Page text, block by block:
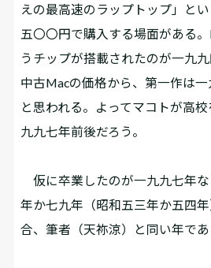
えの最高速のラップトップ」と
五〇〇円で購入する場面がある
うチップが搭載されたのが一九九
中古Macの価格から、第一作は
と思われる。よってマコトが高
九九七年前後だろう。
仮に卒業したのが一九九七年
年か七九年（昭和五三年か五四
合、筆者（天祢涼）と同い年であ